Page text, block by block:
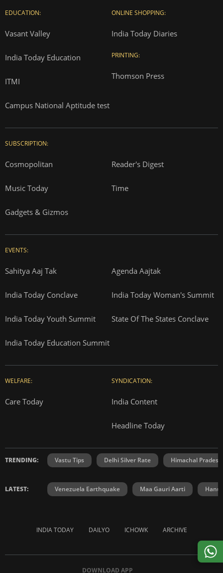
EDUCATION:
Vasant Valley
India Today Education
ITMI
Campus National Aptitude test
ONLINE SHOPPING:
India Today Diaries
PRINTING:
Thomson Press
SUBSCRIPTION:
Cosmopolitan Reader's Digest
Music Today Time
Gadgets & Gizmos
EVENTS:
Sahitya Aaj Tak Agenda Aajtak
India Today Conclave India Today Woman's Summit
India Today Youth Summit State Of The States Conclave
India Today Education Summit
WELFARE:
Care Today
SYNDICATION:
India Content
Headline Today
TRENDING: Vastu Tips Delhi Silver Rate Himachal
LATEST: Venezuela Earthquake Maa Gauri Aarti
INDIA TODAY DAILYO ICHOWK ARCHIVE
DOWNLOAD APP